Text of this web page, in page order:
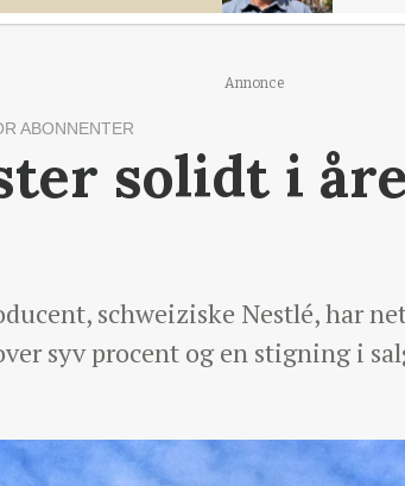
Annonce
ABONNENTER
solidt i
schweiziske Nestlé, har
syv procent og en stigning i